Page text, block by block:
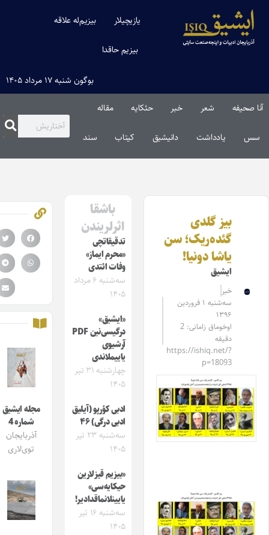
یازیچیلار بیزیم‌له علاقه
بیزیم حاقدا
بوگون شنبه ۱۷ مرداد ۱۴۰۵
صحیفه شعر خبر حئکایه مقاله‌
یادداشت دانیشیق کیتاب سند
بیز گلدی
گئده‌ریک؛ سن
یاشا دونیا!
ایشیق
خبر
سه‌شنبه ۱ فروردین
۱۳۹۶
اوخوماق زامانی: 2
دقیقه
https://ishiq.net/?
p=18093
باشقا
اثرلریندن
تدقیقاتچی
«محرم ایماز»
وفات ائتدی
سه‌شنبه ۶ مرداد
۱۴۰۵
«ایشیق»
درگیسی‌نین PDF
آرشیوی
یاییملاندی
چهارشنبه ۳۱ تیر
۱۴۰۵
ادبی کؤرپو (آیلیق
ادبی درگی) ۴۶
سه‌شنبه ۲۳ تیر
۱۴۰۵
«بیزیم قیزلارین
حیکایه‌سی»
یایینلانماقدادیر!
سه‌شنبه ۱۶ تیر
۱۴۰۵
مجله ایشیق
شماره 4
آذربایجان
توی‌لاری